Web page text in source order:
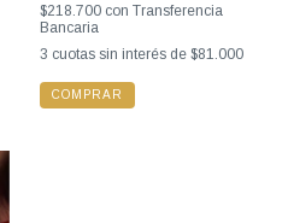
$218.700 con Transferencia
Bancaria
3 cuotas sin interés de $81.000
COMPRAR